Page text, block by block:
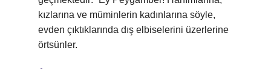
kızlarına ve müminlerin kadınlarına söyle,
evden çıktıklarında dış elbiselerini üzerlerine
örtsünler.